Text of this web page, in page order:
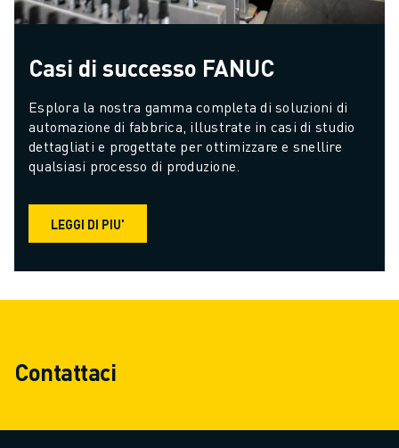
Casi di successo FANUC
Esplora la nostra gamma completa di soluzioni di
automazione di fabbrica, illustrate in casi di studio
dettagliati e progettate per ottimizzare e snellire
qualsiasi processo di produzione.
LEGGI DI PIU'
Contattaci